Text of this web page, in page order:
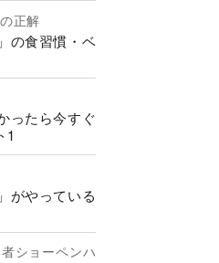
正解
の食習慣・ベ
ったら今すぐ
1
がやっている
ショーペンハ